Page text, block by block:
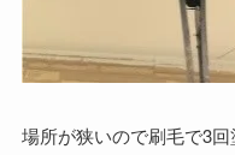
場所が狭いので刷毛で3回